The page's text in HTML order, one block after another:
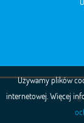
©
Używamy plików
internetowej. Więcej